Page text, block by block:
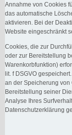
Annahme von Cookies
das automatische
aktivieren. Bei der
Website eingeschränkt
Cookies, die zur
oder zur Bereitstellung
Warenkorbfunktion)
lit. f DSGVO
an der Speicherung
Bereitstellung seiner
Analyse Ihres
Datenschutzerklärung